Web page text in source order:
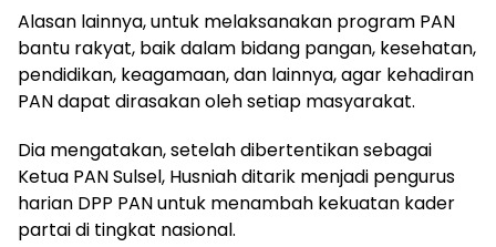
Alasan lainnya, untuk melaksanakan program PAN
bantu rakyat, baik dalam bidang pangan, kesehatan,
pendidikan, keagamaan, dan lainnya, agar kehadiran
PAN dapat dirasakan oleh setiap masyarakat.
Dia mengatakan, setelah dibertentikan sebagai
Ketua PAN Sulsel, Husniah ditarik menjadi pengurus
harian DPP PAN untuk menambah kekuatan kader
partai di tingkat nasional.